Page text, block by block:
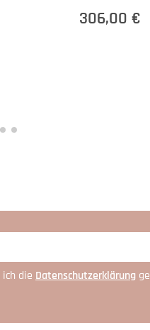
306,00 €
die Daten­schutz­erklärung